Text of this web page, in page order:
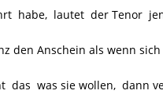
habe, lautet der Tenor
Anschein als wenn sich
das was sie wollen, dann